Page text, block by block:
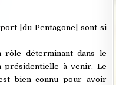
[du Pentagone] sont si
rôle déterminant dans le
présidentielle à venir. Le
bien connu pour avoir